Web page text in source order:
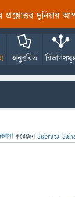
প্রশ্নোত্তর দুনিয়ায়
অনুত্তরিত
করেছেনSubrata